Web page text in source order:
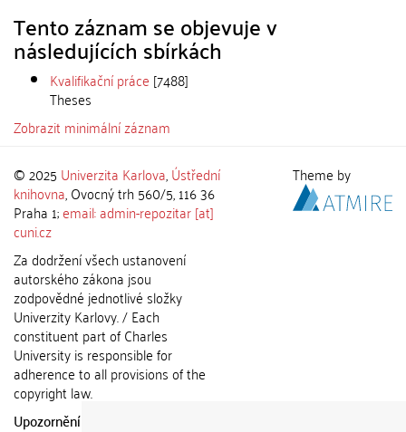
Tento záznam se objevuje v
následujících sbírkách
Kvalifikační práce [7488]
Theses
Zobrazit minimální záznam
© 2025 Univerzita Karlova,Ústřední
knihovna, Ovocný trh 560/5, 116 36
Praha 1;email: admin-repozitar [at]
cuni.cz
Za dodržení všech ustanovení
autorského zákona jsou
zodpovědné jednotlivé složky
Univerzity Karlovy. / Each
constituent part of Charles
University is responsible for
adherence to all provisions of the
copyright law.
Upozornění / Notice:
Theme by